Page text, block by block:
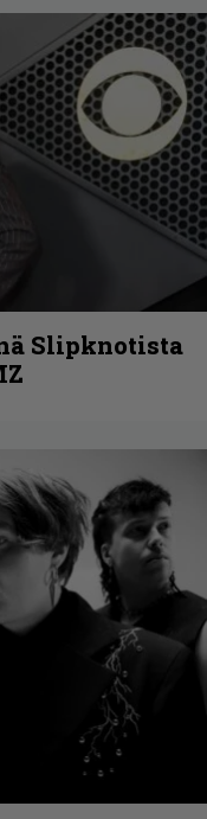
Slipknotista